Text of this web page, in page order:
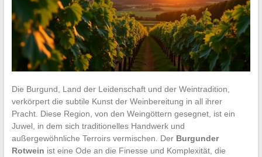
Die Burgund, Land der Leidenschaft und der Weintradition,
verkörpert die subtile Kunst der Weinbereitung in all ihrer
Pracht. Diese Region, von den Weingöttern gesegnet, ist ein
Juwel, in dem sich traditionelles Handwerk und
außergewöhnliche Terroirs vermischen. Der Burgunder
Rotwein ist eine Ode an die Finesse und Komplexität, die